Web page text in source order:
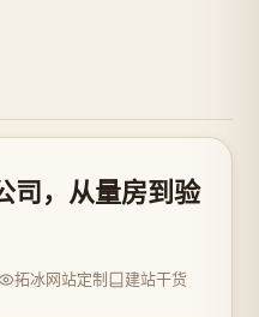
司，从量房到验
拓冰网站定制 建站干货